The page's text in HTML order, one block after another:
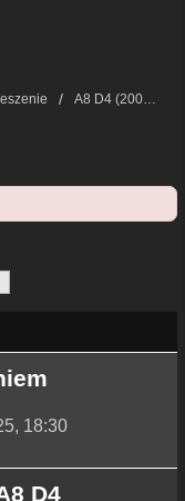
A8 D4 (2009 - 2017)
18:30
D4